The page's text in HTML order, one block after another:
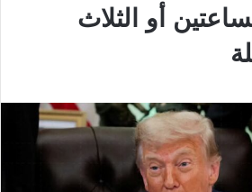
أو الثلاث